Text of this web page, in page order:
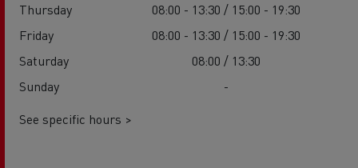
Thursday
08:00 - 13:30 / 15:00 - 19:30
Friday
08:00 - 13:30 / 15:00 - 19:30
Saturday
08:00 / 13:30
Sunday
-
See specific hours >